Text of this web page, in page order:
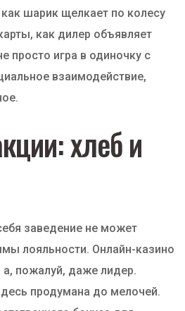
шарик щелкает по колесу
как дилер объявляет
просто игра в одиночку с
взаимодействие,
хлеб и
заведение не может
лояльности. Онлайн-казино
а, пожалуй, даже лидер.
продумана до мелочей.